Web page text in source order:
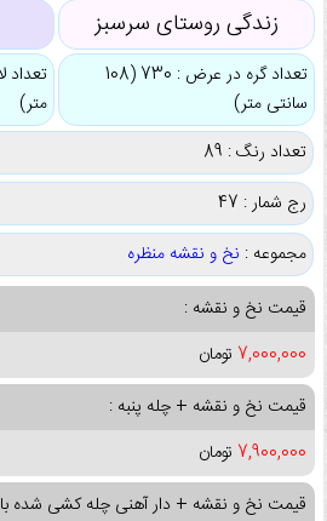
زندگی روستای سرسبز
تعداد گره در عرض : 730 (108
سانتی متر)
متر)
تعداد رنگ : 89
رج شمار : 47
مجموعه : نخ و نقشه منظره
قیمت نخ و نقشه :
7,000,000 تومان
قیمت نخ و نقشه + چله پنبه :
7,900,000 تومان
قیمت نخ و نقشه + دار آهنی چله کشی شده با